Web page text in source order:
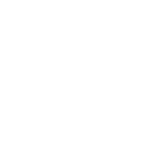
COMITE 50-FNPP DE LA